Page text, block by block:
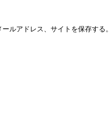
ルアドレス、サイトを保存する。